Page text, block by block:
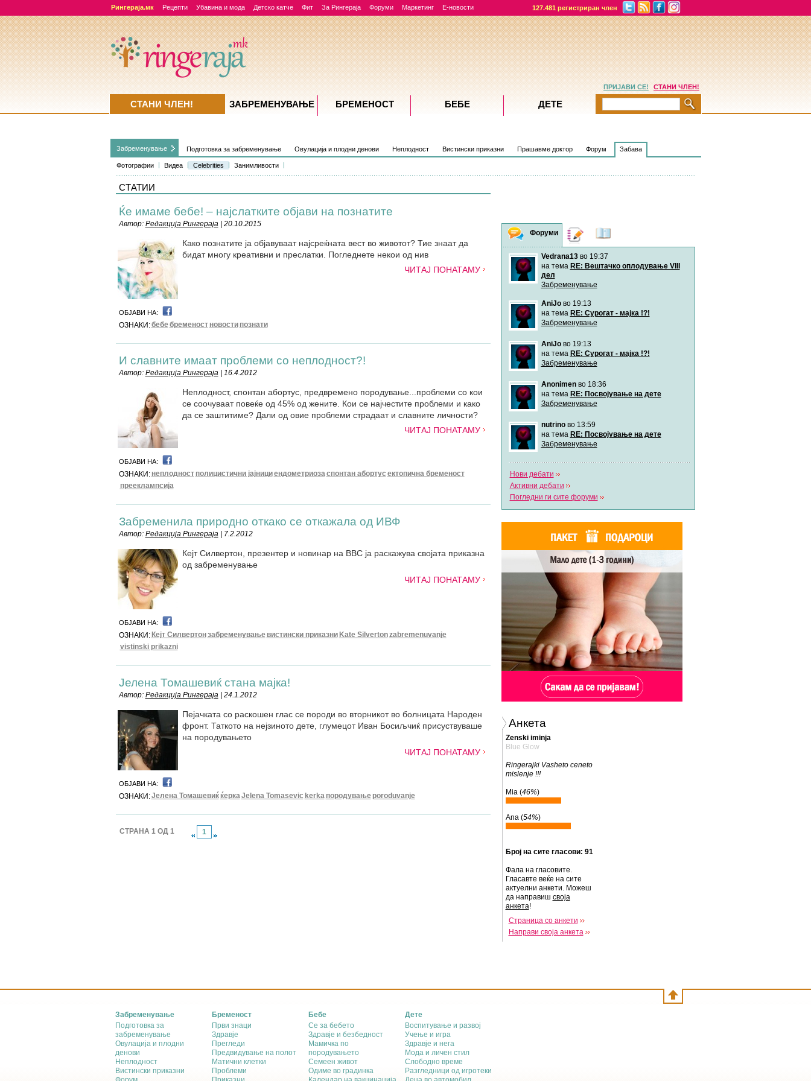
Рингераја.мк Рецепти Убавина и мода Детско катче Фит За Рингераја Форуми Маркетинг Е-новости 127.481 регистриран член
Забременувањe Подготовка за забременување Овулација и плодни денови Неплодност Вистински приказни Прашавме доктор Форум Забава
Фотографии Видеа Celebrities Занимливости
СТАТИИ
Ќе имаме бебе! – најслатките објави на познатите
Автор: Редакција Рингераја| 20.10.2015
Како познатите ја објавуваат најсреќната вест во животот? Тие знаат да
бидат многу креативни и преслатки. Погледнете некои од нив
ЧИТАЈ ПОНАТАМУ
ОБЈАВИ НА:
ОЗНАКИ:бебебременост новости познати
И славните имаат проблеми со неплодност?!
Автор: Редакција Рингераја| 16.4.2012
Неплодност, спонтан абортус, предвремено породување...проблеми со кои
се соочуваат повеќе од 45% од жените. Кои се најчестите проблеми и како
да се заштитиме? Дали од овие проблеми страдаат и славните личности?
ЧИТАЈ ПОНАТАМУ
ОБЈАВИ НА:
ОЗНАКИ: неплодност полицистични јајнициендометриозаспонтан абортус ектопична бременост
прееклампсија
Забременила природно откако се откажала од ИВФ
Автор: Редакција Рингераја| 7.2.2012
Кејт Силвертон, презентер и новинар на BBC ја раскажува својата приказна
од забременување
ЧИТАЈ ПОНАТАМУ
ОБЈАВИ НА:
ОЗНАКИ: Кејт Силвертонзабременување вистински приказни Kate Silvertonzabremenuvanje
vistinski prikazni
Јелена Томашевиќ стана мајка!
Автор: Редакција Рингераја| 24.1.2012
Пејачката со раскошен глас се породи во вторникот во болницата Народен
фронт. Таткото на нејзиното дете, глумецот Иван Босиљчиќ присуствуваше
на породувањето
ЧИТАЈ ПОНАТАМУ
ОБЈАВИ НА:
ОЗНАКИ:Јелена Томашевиќ ќеркаJelena Tomasevic kerka породување poroduvanje
СТРАНА 1 ОД 1 1
Форуми Дневници
Vedrana13во 19:37
на тема RE: Вештачко оплодување VIII
дел
Забременување
AniJoво 19:13
на тема RE: Сурогат - мајка !?!
Забременување
AniJoво 19:13
на тема RE: Сурогат - мајка !?!
Забременување
Anonimenво 18:36
на тема RE: Посвојување на дете
Забременување
nutrinoво 13:59
на тема RE: Посвојување на дете
Забременување
Нови дебати
Активни дебати
Погледни ги сите форуми
Анкета
Zenski iminja
Blue Glow
Ringerajki Vasheto ceneto
mislenje !!!
Mia (46%)
Ana (54%)
Број на сите гласови: 91
Фала на гласовите.
Гласавте веќе на сите
актуелни анкети. Можеш
да направиш своја
анкета!
Страница со анкети
Направи своја анкета
ПРИЈАВИ СЕ! СТАНИ ЧЛЕН!
СТАНИ ЧЛЕН! ЗАБРЕМЕНУВАЊE БРЕМЕНОСТ БЕБЕ ДЕТЕ
Забременување
Подготовка за
забременување
Овулација и плодни
денови
Неплодност
Вистински приказни
Бременост
Први знаци
Здравје
Прегледи
Предвидување на полот
Матични клетки
Проблеми
Бебе
Се за бебето
Здравје и безбедност
Мамичка по
породувањето
Семеен живот
Одиме во градинка
Дете
Воспитување и развој
Учење и игра
Здравје и нега
Мода и личен стил
Слободно време
Разгледници од игротеки